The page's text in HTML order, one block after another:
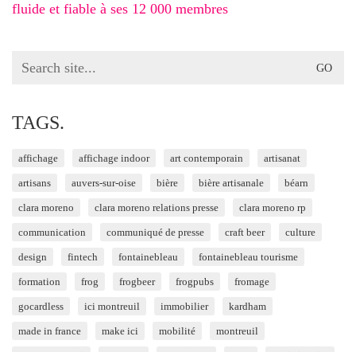
fluide et fiable à ses 12 000 membres
Search
TAGS.
affichage affichage indoor art contemporain artisanat
artisans auvers-sur-oise bière bière artisanale béarn
clara moreno clara moreno relations presse clara moreno rp
communication communiqué de presse craft beer culture
design fintech fontainebleau fontainebleau tourisme
formation frog frogbeer frogpubs fromage
gocardless ici montreuil immobilier kardham
made in france make ici mobilité montreuil